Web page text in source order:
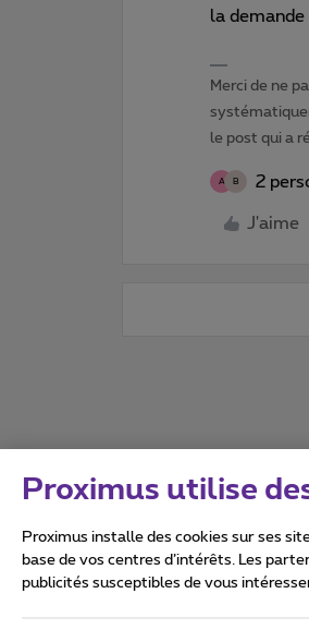
la
Merci de ne
le post qui a
A B 2
J'aime
Proximus utilise
Proximus installe des cookies sur ses
base de vos centres d’intérêts. Les
publicités susceptibles de vous